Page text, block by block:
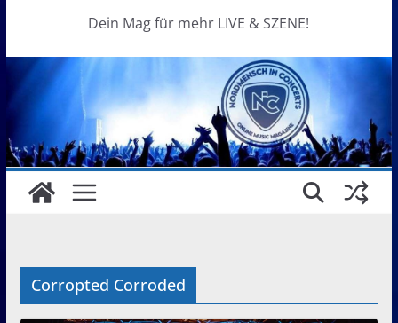
Dein Mag für mehr LIVE & SZENE!
Corropted Corroded